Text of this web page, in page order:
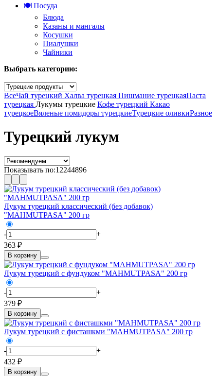
🍽️ Посуда
Блюда
Казаны и мангалы
Косушки
Пиалушки
Чайники
Выбрать категорию:
ВсеЧай турецкий Халва турецкая Пишмание турецкаяПаста
турецкая Лукумы турецкие Кофе турецкий Какао
турецкоеВяленые помидоры турецкиеТурецкие оливкиРазное
Турецкий лукум
Показывать по:12244896
Лукум турецкий классический (без добавок)
"MAHMUTPASA" 200 гр
-
+
363 ₽
В корзину
Лукум турецкий с фундуком "MAHMUTPASA" 200 гр
-
+
379 ₽
В корзину
Лукум турецкий с фисташкми "MAHMUTPASA" 200 гр
-
+
432 ₽
В корзину